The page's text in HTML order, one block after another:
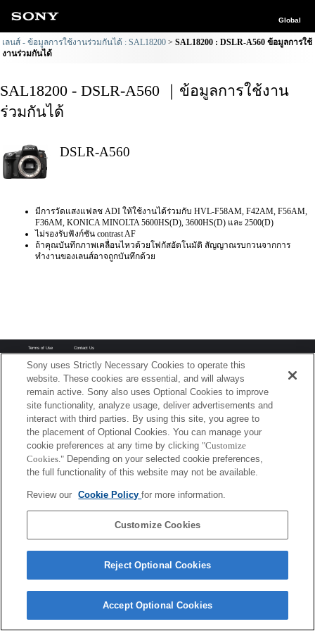
Global
เลนส์ - ข้อมูลการใช้งานร่วมกันได้ : SAL18200
SAL18200 : DSLR-A560 ข้อมูลการใช้
งานร่วมกันได้
SAL18200 - DSLR-A560 ｜ข้อมูลการใช้งาน
ร่วมกันได้
DSLR-A560
มีการวัดแสงแฟลช ADI ให้ใช้งานได้ร่วมกับ HVL-F58AM, F42AM, F56AM,
F36AM, KONICA MINOLTA 5600HS(D), 3600HS(D) และ 2500(D)
ไม่รองรับฟังก์ชัน contrast AF
ถ้าคุณบันทึกภาพเคลื่อนไหวด้วยโฟกัสอัตโนมัติ สัญญาณรบกวนจากการ
ทำงานของเลนส์อาจถูกบันทึกด้วย
Terms of Use Contact Us
Sony uses Strictly Necessary Cookies to operate this
website. These cookies are essential, and will always
remain active. Sony also uses Optional Cookies to improve
site functionality, analyze usage, deliver advertisements and
interact with third parties. By using this site, you agree to
the placement of Optional Cookies. You can manage your
cookie preferences at any time by clicking "Customize
Cookies." Depending on your selected cookie preferences,
the full functionality of this website may not be available.
Review our Cookie Policyfor more information.
Customize Cookies
Reject Optional Cookies
Accept Optional Cookies